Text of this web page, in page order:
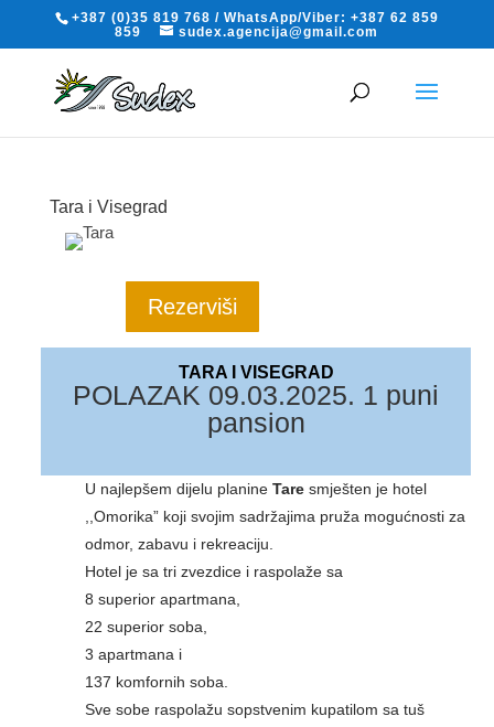
+387 (0)35 819 768 / WhatsApp/Viber: +387 62 859
859
sudex.agencija@gmail.com
Tara i Visegrad
Rezerviši
TARA I VISEGRAD
POLAZAK 09.03.2025. 1 puni
pansion
U najlepšem dijelu planineTaresmješten je hotel
,,Omorika” koji svojim sadržajima pruža mogućnosti za
odmor, zabavu i rekreaciju.
Hotel je sa tri zvezdice i raspolaže sa
8 superior apartmana,
22 superior soba,
3 apartmana i
137 komfornih soba.
Sve sobe raspolažu sopstvenim kupatilom sa tuš